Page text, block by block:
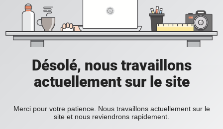
Désolé, nous travaillons
actuellement sur le site
Merci pour votre patience. Nous travaillons actuellement sur le
site et nous reviendrons rapidement.